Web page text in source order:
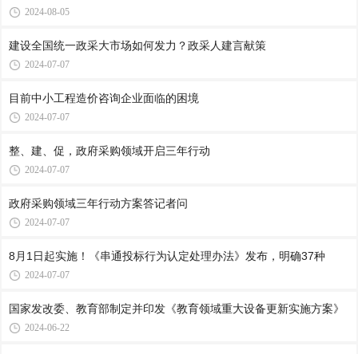
2024-08-05
建设全国统一政采大市场如何发力？政采人建言献策
2024-07-07
目前中小工程造价咨询企业面临的困境
2024-07-07
整、建、促，政府采购领域开启三年行动
2024-07-07
政府采购领域三年行动方案答记者问
2024-07-07
8月1日起实施！《串通投标行为认定处理办法》发布，明确37种
2024-07-07
国家发改委、教育部制定并印发《教育领域重大设备更新实施方案》
2024-06-22